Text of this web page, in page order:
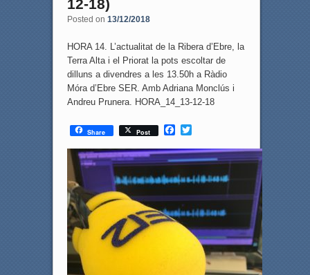
12-18)
Posted on 13/12/2018
HORA 14. L’actualitat de la Ribera d’Ebre, la
Terra Alta i el Priorat la pots escoltar de
dilluns a divendres a les 13.50h a Ràdio
Móra d’Ebre SER. Amb Adriana Monclús i
Andreu Prunera. HORA_14_13-12-18
Share Post
F
c
e
b
o
o
k
T
i
t
t
e
r